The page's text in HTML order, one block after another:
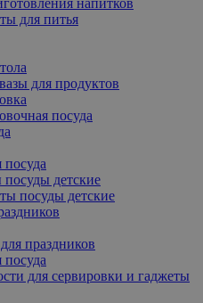
для питья
для продуктов
посуда
посуда
детские
посуды детские
праздников
посуда
для сервировки и гаджеты